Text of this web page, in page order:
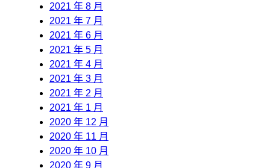
2021 年 8 月
2021 年 7 月
2021 年 6 月
2021 年 5 月
2021 年 4 月
2021 年 3 月
2021 年 2 月
2021 年 1 月
2020 年 12 月
2020 年 11 月
2020 年 10 月
2020 年 9 月